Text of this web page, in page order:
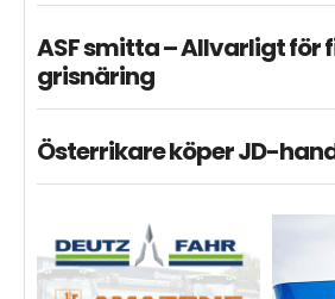
ASF smitta – Allvarligt för
grisnäring
Österrikare köper JD-